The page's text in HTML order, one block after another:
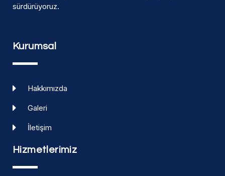
sürdürüyoruz.
Kurumsal
Hakkımızda
Galeri
İletişim
Hizmetlerimiz